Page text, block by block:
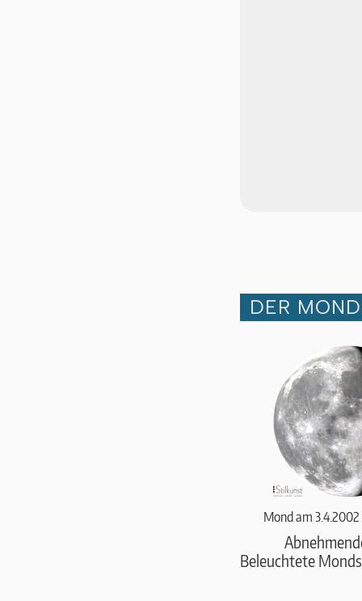
DER
Mond am 3.4.2002
Beleuchtete